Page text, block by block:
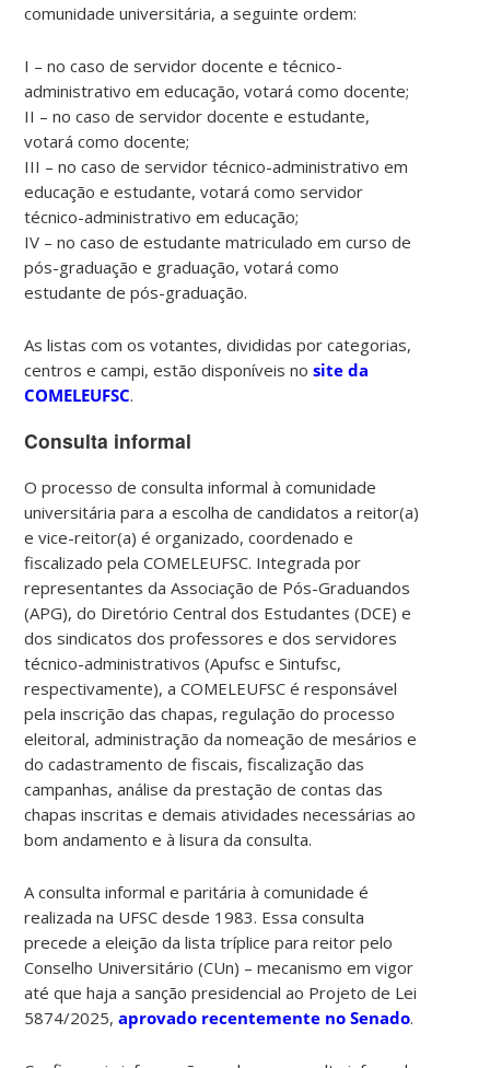
comunidade universitária, a seguinte ordem:
I – no caso de servidor docente e técnico-
administrativo em educação, votará como docente;
II – no caso de servidor docente e estudante,
votará como docente;
III – no caso de servidor técnico-administrativo em
educação e estudante, votará como servidor
técnico-administrativo em educação;
IV – no caso de estudante matriculado em curso de
pós-graduação e graduação, votará como
estudante de pós-graduação.
As listas com os votantes, divididas por categorias,
centros e campi, estão disponíveis nosite da
COMELEUFSC.
Consulta informal
O processo de consulta informal à comunidade
universitária para a escolha de candidatos a reitor(a)
e vice-reitor(a) é organizado, coordenado e
fiscalizado pela COMELEUFSC. Integrada por
representantes da Associação de Pós-Graduandos
(APG), do Diretório Central dos Estudantes (DCE) e
dos sindicatos dos professores e dos servidores
técnico-administrativos (Apufsc e Sintufsc,
respectivamente), a COMELEUFSC é responsável
pela inscrição das chapas, regulação do processo
eleitoral, administração da nomeação de mesários e
do cadastramento de fiscais, fiscalização das
campanhas, análise da prestação de contas das
chapas inscritas e demais atividades necessárias ao
bom andamento e à lisura da consulta.
A consulta informal e paritária à comunidade é
realizada na UFSC desde 1983. Essa consulta
precede a eleição da lista tríplice para reitor pelo
Conselho Universitário (CUn) – mecanismo em vigor
até que haja a sanção presidencial ao Projeto de Lei
5874/2025,aprovado recentemente no Senado.